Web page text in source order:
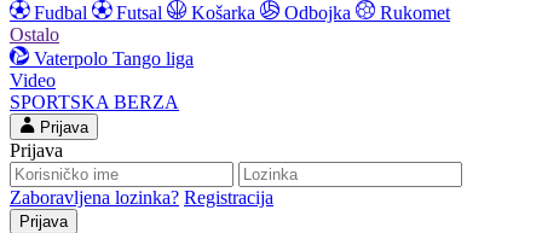
Fudbal
Futsal Košarka Odbojka
Rukomet
Ostalo
Vaterpolo Tango liga
Video
SPORTSKA BERZA
Prijava
Prijava
Zaboravljena lozinka? Registracija